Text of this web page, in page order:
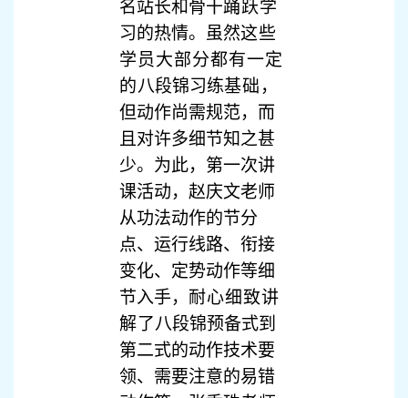
名站长和骨干踊跃学
习的热情。虽然这些
学员大部分都有一定
的八段锦习练基础，
但动作尚需规范，而
且对许多细节知之甚
少。为此，第一次讲
课活动，赵庆文老师
从功法动作的节分
点、运行线路、衔接
变化、定势动作等细
节入手， 耐心细致讲
解了八段锦预备式到
第二式的动作技术要
领、需要注意的易错